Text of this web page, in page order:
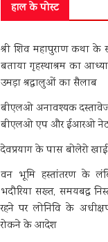
हाल के पोस्ट
श्री शिव महापुराण कथा
बताया गृहस्थाश्रम का
उमड़ा श्रद्धालुओं का सैलाब
बीएलओ अनावश्यक
बीएलओ एप और ईआरओ नेट
देवप्रयाग के पास बोलेरो
वन भूमि हस्तांतरण के
भदौरिया सख्त, समयबद्ध
रहने पर लोनिवि के
रोकने के आदेश